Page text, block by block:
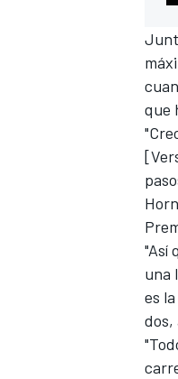
MÁS
que
"Así
una
es
dos,